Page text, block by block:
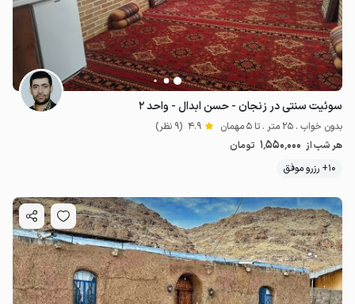
سوئیت سنتی در زنجان - حسن ابدال - واحد ۲
بدون خواب . 25 متر . تا 5 مهمان 4.9 (9 نظر)
هر شب از 1٬550٬000 تومان
10+ رزرو موفق